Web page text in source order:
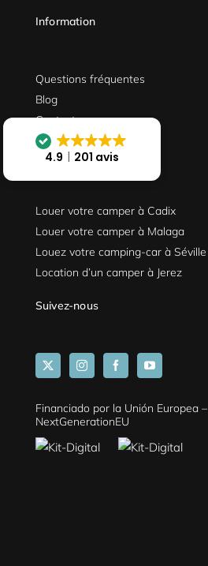
Information
Questions fréquentes
Blog
Contact
Où sommes-nous
Louer votre camper à Cadix
Louer votre camper à Malaga
Louez votre camping-car à Séville
Location d’un camper à Jerez
Suivez-nous
Financiado por la Unión Europea –
NextGenerationEU
4.9 201 avis